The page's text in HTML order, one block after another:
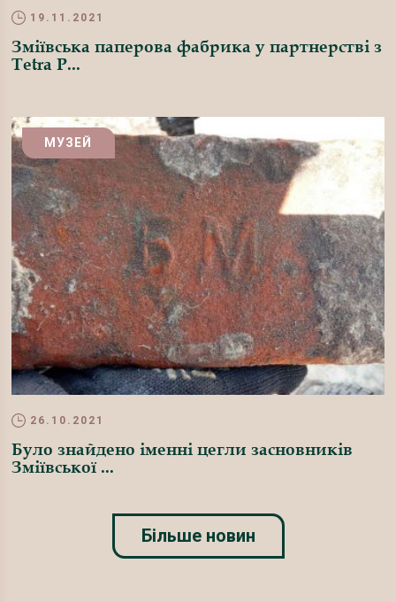
19.11.2021
Зміївська паперова фабрика у партнерстві з
Tetra P...
МУЗЕЙ
26.10.2021
Було знайдено іменні цегли засновників
Зміївської ...
Більше новин